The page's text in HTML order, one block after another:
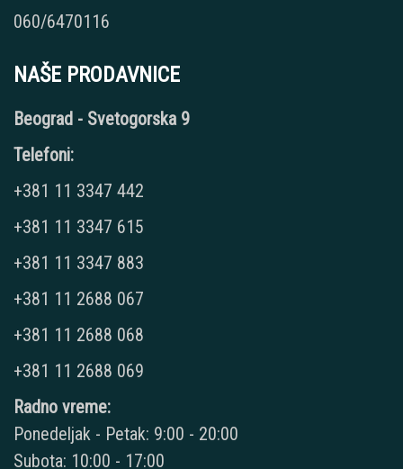
060/6470116
NAŠE PRODAVNICE
Beograd - Svetogorska 9
Telefoni:
+381 11 3347 442
+381 11 3347 615
+381 11 3347 883
+381 11 2688 067
+381 11 2688 068
+381 11 2688 069
Radno vreme:
Ponedeljak - Petak: 9:00 - 20:00
Subota: 10:00 - 17:00